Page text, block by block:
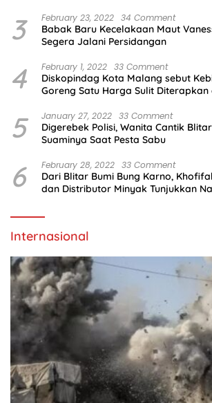
3 February 23, 2022 34 Comment
Babak Baru Kecelakaan Maut
Segera Jalani Persidangan
4 February 1, 2022 33 Comment
Diskopindag Kota Malang sebut
Goreng Satu Harga Sulit Diterapkan
5 January 27, 2022 33 Comment
Digerebek Polisi, Wanita Cantik
Suaminya Saat Pesta Sabu
6 February 28, 2022 33 Comment
Dari Blitar Bumi Bung Karno,
dan Distributor Minyak Tunjukkan
Internasional